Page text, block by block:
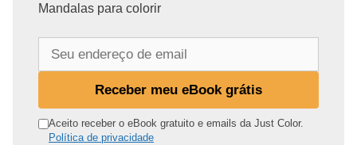
Mandalas para colorir
n
Receber meu eBook grátis
Aceito receber o eBook gratuito e emails da Just Color.
Política de privacidade